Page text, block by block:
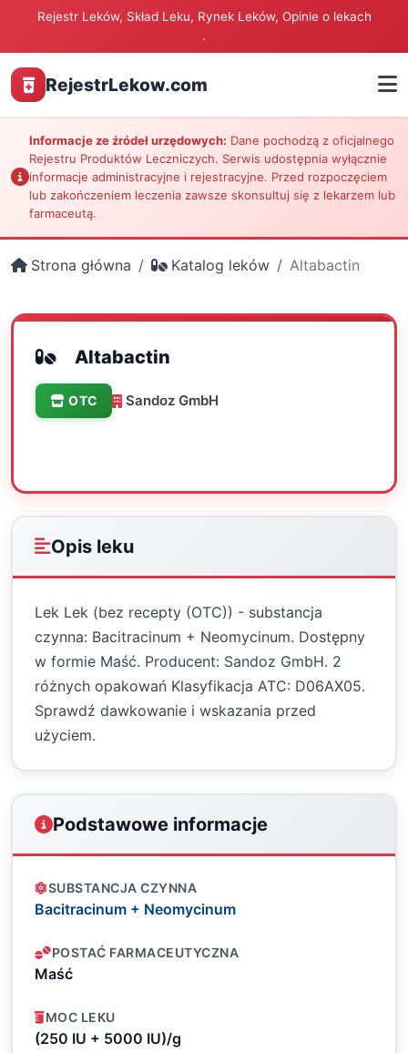
Rejestr Leków, Skład Leku, Rynek Leków, Opinie o lekach
.
RejestrLekow.com
Informacje ze źródeł urzędowych: Dane pochodzą z oficjalnego
Rejestru Produktów Leczniczych. Serwis udostępnia wyłącznie
informacje administracyjne i rejestracyjne. Przed rozpoczęciem
lub zakończeniem leczenia zawsze skonsultuj się z lekarzem lub
farmaceutą.
Strona główna Katalog leków Altabactin
Altabactin
OTC Sandoz GmbH
Opis leku
Lek Lek (bez recepty (OTC)) - substancja
czynna: Bacitracinum + Neomycinum. Dostępny
w formie Maść. Producent: Sandoz GmbH. 2
różnych opakowań Klasyfikacja ATC: D06AX05.
Sprawdź dawkowanie i wskazania przed
użyciem.
Podstawowe informacje
SUBSTANCJA CZYNNA
Bacitracinum + Neomycinum
POSTAĆ FARMACEUTYCZNA
Maść
MOC LEKU
(250 IU + 5000 IU)/g